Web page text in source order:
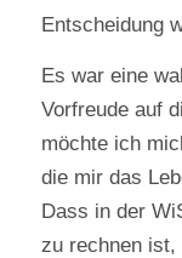
Entscheidung
Es war eine
Vorfreude auf
möchte ich
die mir das
Dass in der
zu rechnen ist,